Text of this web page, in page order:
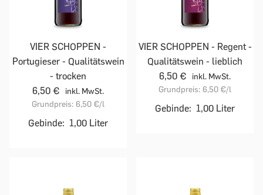
VIER SCHOPPEN -
Portugieser - Qualitätswein
- trocken
6,50 €
inkl. MwSt.
Grundpreis: 6,50 €/l
Gebinde: 1,00 Liter
VIER SCHOPPEN - Regent -
Qualitätswein - lieblich
6,50 €
inkl. MwSt.
Grundpreis: 6,50 €/l
Gebinde: 1,00 Liter